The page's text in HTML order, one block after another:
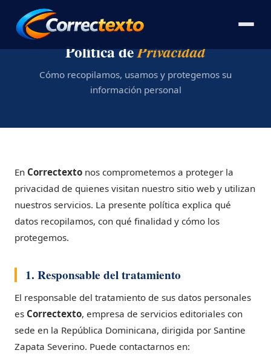
Política dePrivacidad
Cómo recopilamos, usamos y protegemos su
información personal
En Correctexto nos comprometemos a proteger la
privacidad de quienes visitan nuestro sitio web y utilizan
nuestros servicios. La presente política explica qué
datos recopilamos, con qué finalidad y cómo los
protegemos.
1. Responsable del tratamiento
El responsable del tratamiento de sus datos personales
es Correctexto, empresa de servicios editoriales con
sede en la República Dominicana, dirigida por Santine
Zapata Severino. Puede contactarnos en: